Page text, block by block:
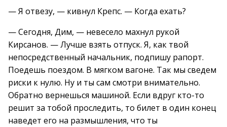
— Я отвезу, — кивнул Крепс. — Когда ехать?
— Сегодня, Дим, — невесело махнул рукой
Кирсанов. — Лучше взять отпуск. Я, как твой
непосредственный начальник, подпишу рапорт.
Поедешь поездом. В мягком вагоне. Так мы сведем
риски к нулю. Ну и ты сам смотри внимательно.
Обратно вернешься машиной. Если вдруг кто-то
решит за тобой проследить, то билет в один конец
наведет его на размышления, что ты